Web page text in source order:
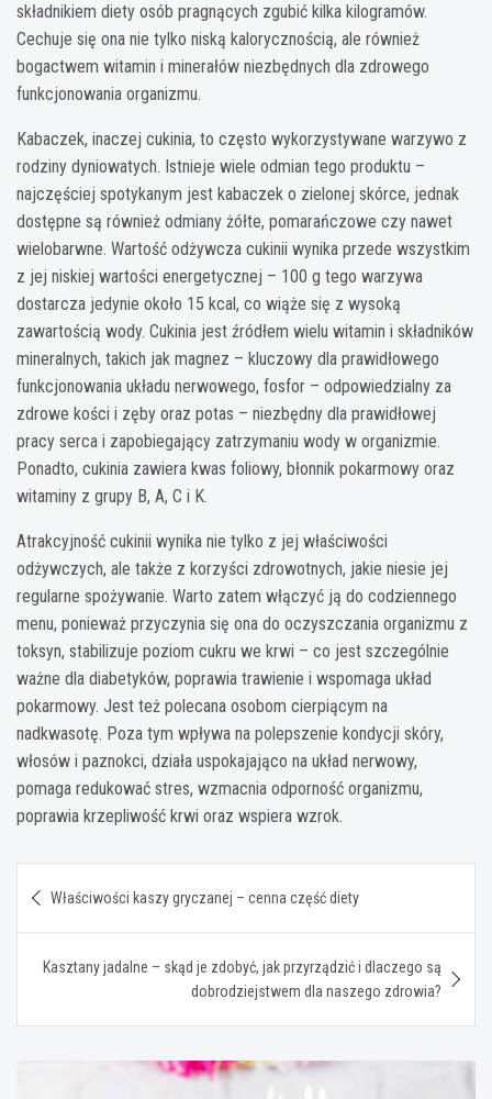
składnikiem diety osób pragnących zgubić kilka kilogramów.
Cechuje się ona nie tylko niską kalorycznością, ale również
bogactwem witamin i minerałów niezbędnych dla zdrowego
funkcjonowania organizmu.
Kabaczek, inaczej cukinia, to często wykorzystywane warzywo z
rodziny dyniowatych. Istnieje wiele odmian tego produktu –
najczęściej spotykanym jest kabaczek o zielonej skórce, jednak
dostępne są również odmiany żółte, pomarańczowe czy nawet
wielobarwne. Wartość odżywcza cukinii wynika przede wszystkim
z jej niskiej wartości energetycznej – 100 g tego warzywa
dostarcza jedynie około 15 kcal, co wiąże się z wysoką
zawartością wody. Cukinia jest źródłem wielu witamin i składników
mineralnych, takich jak magnez – kluczowy dla prawidłowego
funkcjonowania układu nerwowego, fosfor – odpowiedzialny za
zdrowe kości i zęby oraz potas – niezbędny dla prawidłowej
pracy serca i zapobiegający zatrzymaniu wody w organizmie.
Ponadto, cukinia zawiera kwas foliowy, błonnik pokarmowy oraz
witaminy z grupy B, A, C i K.
Atrakcyjność cukinii wynika nie tylko z jej właściwości
odżywczych, ale także z korzyści zdrowotnych, jakie niesie jej
regularne spożywanie. Warto zatem włączyć ją do codziennego
menu, ponieważ przyczynia się ona do oczyszczania organizmu z
toksyn, stabilizuje poziom cukru we krwi – co jest szczególnie
ważne dla diabetyków, poprawia trawienie i wspomaga układ
pokarmowy. Jest też polecana osobom cierpiącym na
nadkwasotę. Poza tym wpływa na polepszenie kondycji skóry,
włosów i paznokci, działa uspokajająco na układ nerwowy,
pomaga redukować stres, wzmacnia odporność organizmu,
poprawia krzepliwość krwi oraz wspiera wzrok.
wpisu
Właściwości kaszy gryczanej – cenna część diety
Kasztany jadalne – skąd je zdobyć, jak przyrządzić i dlaczego są
dobrodziejstwem dla naszego zdrowia?